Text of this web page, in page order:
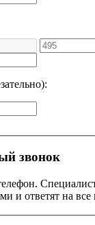
звонок
и ответят на